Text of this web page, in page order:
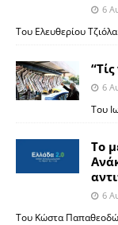
6
Του Ελευθερίου Τζιόλα
6
Του
Το
6
Του Κώστα